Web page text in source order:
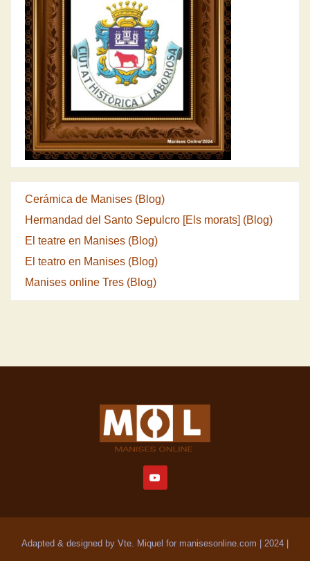
Cerámica de Manises (Blog)
Hermandad del Santo Sepulcro [Els morats] (Blog)
El teatre en Manises (Blog)
El teatro en Manises (Blog)
Manises online Tres (Blog)
Adapted & designed by Vte. Miquel for manisesonline.com | 2024